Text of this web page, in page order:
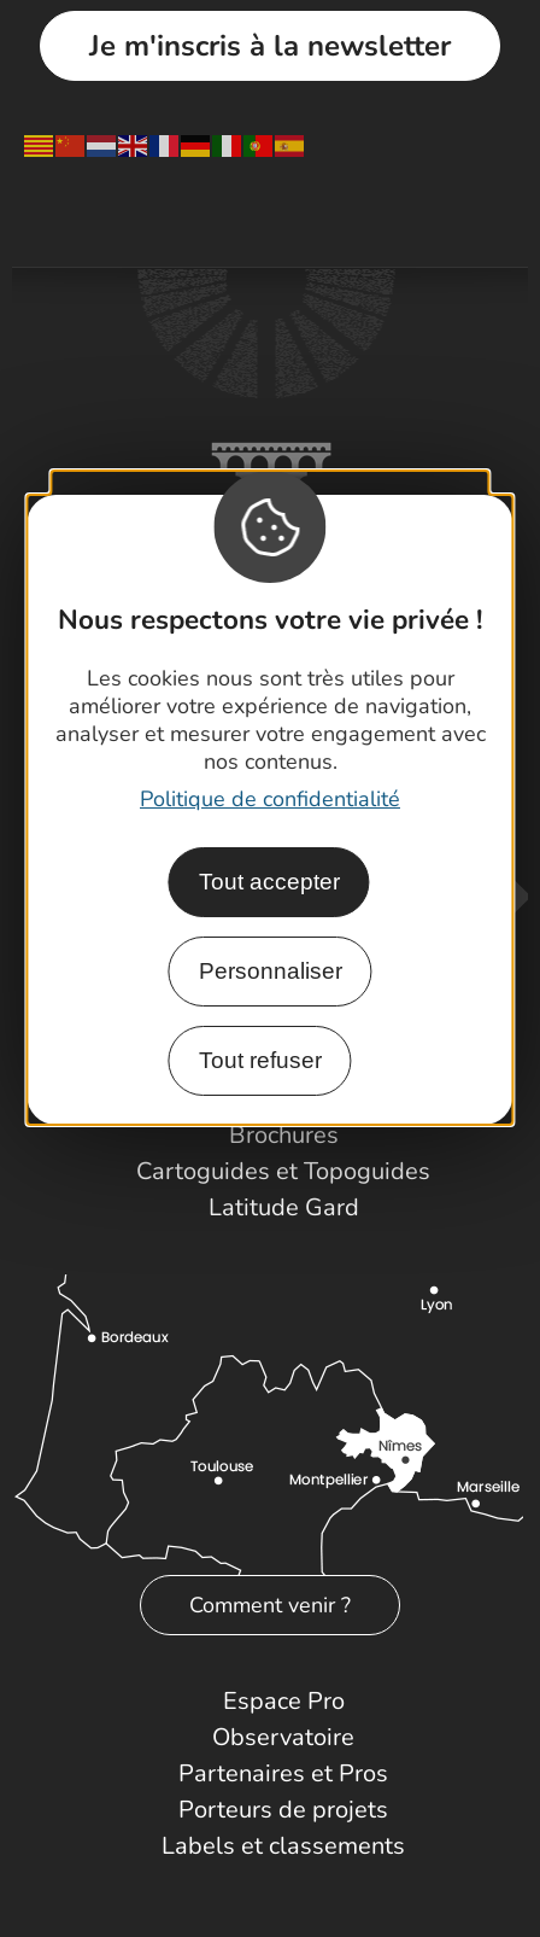
Nous respectons votre vie privée !
Les cookies nous sont très utiles pour
améliorer votre expérience de navigation,
analyser et mesurer votre engagement avec
nos contenus.
Politique de confidentialité
Tout accepter
Personnaliser
Tout refuser
Je m'inscris à la newsletter
Visiter le Pont du Gard en famille
Les Arènes de Nîmes
Escapade en Camargue
Randonnée en Cévennes
Contactez-nous !
Foire aux questions
Brochures
Cartoguides et Topoguides
Latitude Gard
Comment venir ?
Espace Pro
Observatoire
Partenaires et Pros
Porteurs de projets
Labels et classements